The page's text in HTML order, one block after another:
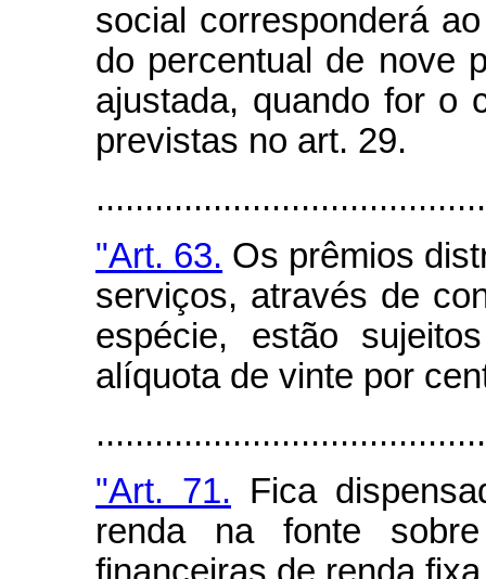
social corresponderá
do percentual de nove
ajustada, quando for o
previstas no art. 29.
"Art. 63. Os prêmios
serviços, através de
espécie, estão
alíquota de vinte por
"Art. 71. Fica
renda na fonte